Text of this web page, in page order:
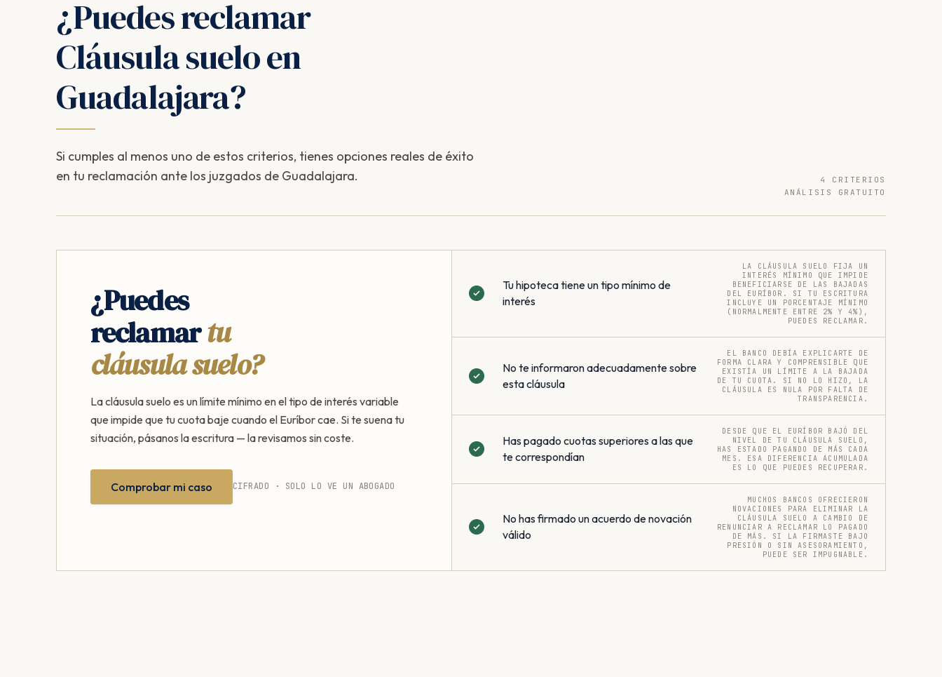
¿Puedes reclamar
Cláusula suelo en
Guadalajara?
Si cumples al menos uno de estos criterios, tienes opciones reales de éxito
en tu reclamación ante los juzgados de Guadalajara.
4 CRITERIOS
ANÁLISIS GRATUITO
¿Puedes
reclamartu
cláusula suelo?
La cláusula suelo es un límite mínimo en el tipo de interés variable
que impide que tu cuota baje cuando el Euríbor cae. Si te suena tu
situación, pásanos la escritura — la revisamos sin coste.
Comprobar mi caso CIFRADO · SOLO LO VE UN ABOGADO
Tu hipoteca tiene un tipo mínimo de
interés
LA CLÁUSULA SUELO FIJA UN
INTERÉS MÍNIMO QUE IMPIDE
BENEFICIARSE DE LAS BAJADAS
DEL EURÍBOR. SI TU ESCRITURA
INCLUYE UN PORCENTAJE MÍNIMO
(NORMALMENTE ENTRE 2% Y 4%),
PUEDES RECLAMAR.
No te informaron adecuadamente sobre
esta cláusula
EL BANCO DEBÍA EXPLICARTE DE
FORMA CLARA Y COMPRENSIBLE QUE
EXISTÍA UN LÍMITE A LA BAJADA
DE TU CUOTA. SI NO LO HIZO, LA
CLÁUSULA ES NULA POR FALTA DE
TRANSPARENCIA.
Has pagado cuotas superiores a las que
te correspondían
DESDE QUE EL EURÍBOR BAJÓ DEL
NIVEL DE TU CLÁUSULA SUELO,
HAS ESTADO PAGANDO DE MÁS CADA
MES. ESA DIFERENCIA ACUMULADA
ES LO QUE PUEDES RECUPERAR.
No has firmado un acuerdo de novación
válido
MUCHOS BANCOS OFRECIERON
NOVACIONES PARA ELIMINAR LA
CLÁUSULA SUELO A CAMBIO DE
RENUNCIAR A RECLAMAR LO PAGADO
DE MÁS. SI LA FIRMASTE BAJO
PRESIÓN O SIN ASESORAMIENTO,
PUEDE SER IMPUGNABLE.